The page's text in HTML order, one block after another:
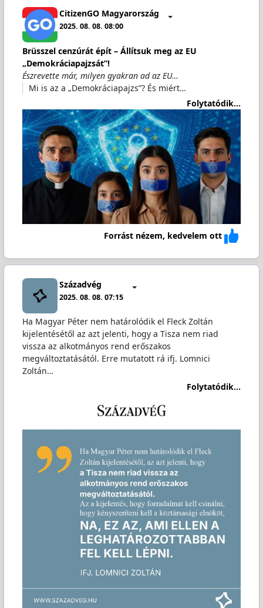
CitizenGO Magyarország
2025. 08. 08. 08:00
Brüsszel cenzúrát épít – Állítsuk meg az EU
„Demokráciapajzsát”!
Észrevette már, milyen gyakran ad az EU…
Mi is az a „Demokráciapajzs”? És miért…
Folytatódik...
Forrást nézem, kedvelem ott
Századvég
2025. 08. 08. 07:15
Ha Magyar Péter nem határolódik el Fleck Zoltán
kijelentésétől az azt jelenti, hogy a Tisza nem riad
vissza az alkotmányos rend erőszakos
megváltoztatásától. Erre mutatott rá ifj. Lomnici
Zoltán…
Folytatódik...